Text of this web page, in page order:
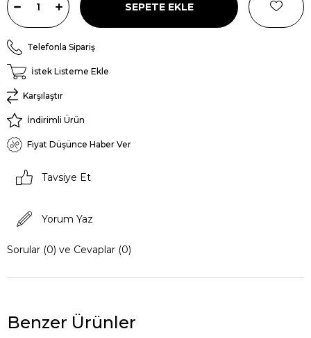
Telefonla Sipariş
İstek Listeme Ekle
Karşılaştır
İndirimli Ürün
Fiyat Düşünce Haber Ver
Tavsiye Et
Yorum Yaz
Sorular (0) ve Cevaplar (0)
Benzer Ürünler